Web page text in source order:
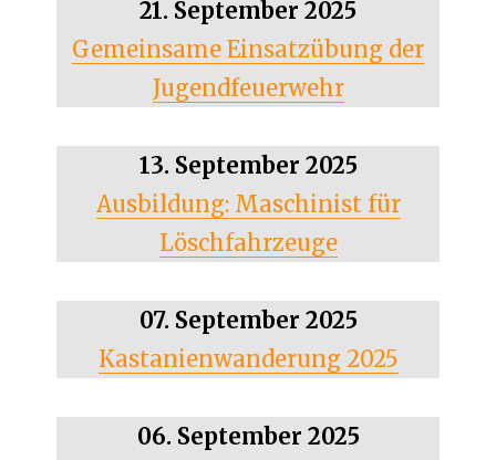
21. September 2025
Gemeinsame Einsatzübung der
Jugendfeuerwehr
13. September 2025
Ausbildung: Maschinist für
Löschfahrzeuge
07. September 2025
Kastanienwanderung 2025
06. September 2025